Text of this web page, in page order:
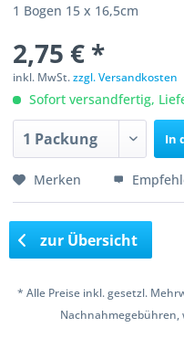
1 Bogen 15 x 16,5cm
2,75 € *
inkl. MwSt.zzgl. Versandkosten
Sofort versandfertig,
In
Merken
zur Übersicht
* Alle Preise inkl. gesetzl.